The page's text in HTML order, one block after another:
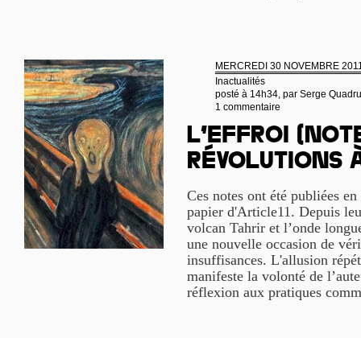
MERCREDI 30 NOVEMBRE
Inactualités
posté à 14h34, par Serge
1 commentaire
L’effroi
révolutions
Ces notes ont été publiées
papier d'Article11. Depuis
volcan Tahrir et l’onde
une nouvelle occasion de
insuffisances. L'allusion
manifeste la volonté de
réflexion aux pratiques